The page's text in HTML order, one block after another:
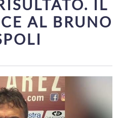
IL
AL BRUNO